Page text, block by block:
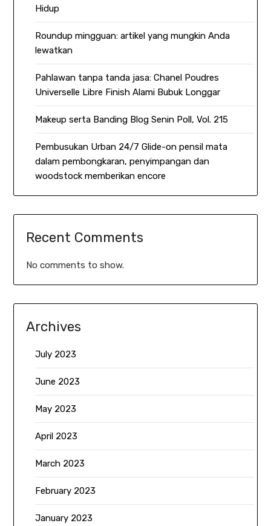
Hidup
Roundup mingguan: artikel yang mungkin Anda
lewatkan
Pahlawan tanpa tanda jasa: Chanel Poudres
Universelle Libre Finish Alami Bubuk Longgar
Makeup serta Banding Blog Senin Poll, Vol. 215
Pembusukan Urban 24/7 Glide-on pensil mata
dalam pembongkaran, penyimpangan dan
woodstock memberikan encore
Recent Comments
No comments to show.
Archives
July 2023
June 2023
May 2023
April 2023
March 2023
February 2023
January 2023